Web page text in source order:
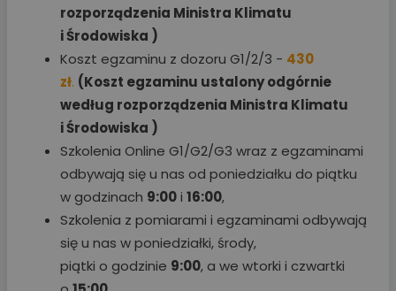
rozporządzenia Ministra Klimatu
i Środowiska )
Koszt egzaminu z dozoru G1/2/3 - 430
zł. (Koszt egzaminu ustalony odgórnie
według rozporządzenia Ministra Klimatu
i Środowiska )
Szkolenia Online G1/G2/G3 wraz z egzaminami
odbywają się u nas od poniedziałku do piątku
w godzinach 9:00i 16:00,
Szkolenia z pomiarami i egzaminami odbywają
się u nas w poniedziałki, środy,
piątki o godzinie 9:00, a we wtorki i czwartki